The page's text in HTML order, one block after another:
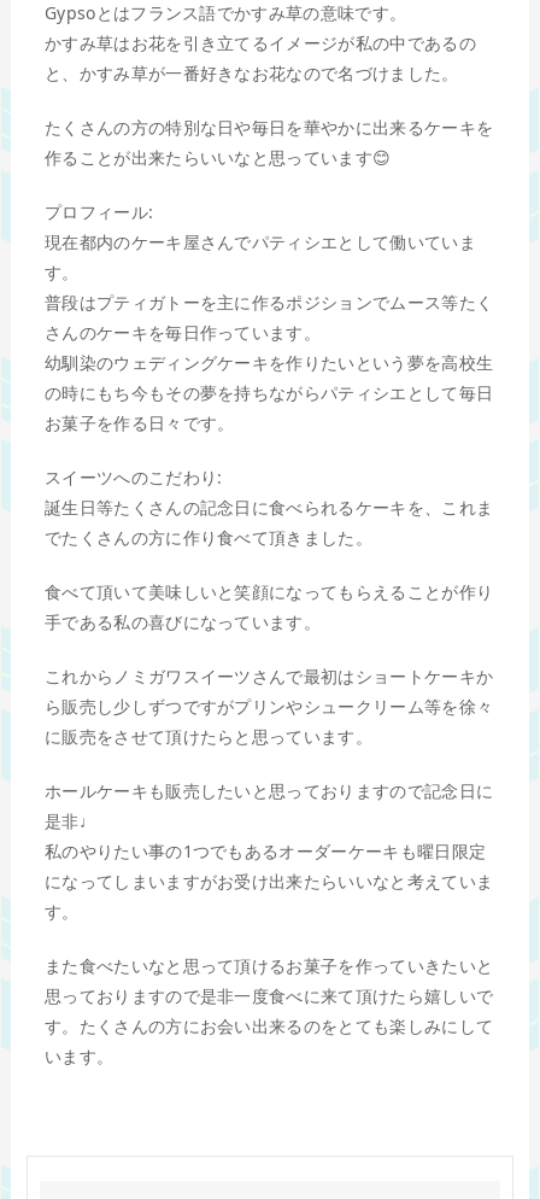
Gypsoとはフランス語でかすみ草の意味です。
かすみ草はお花を引き立てるイメージが私の中であるの
と、かすみ草が一番好きなお花なので名づけました。
たくさんの方の特別な日や毎日を華やかに出来るケーキを
作ることが出来たらいいなと思っています😊
プロフィール:
現在都内のケーキ屋さんでパティシエとして働いていま
す。
普段はプティガトーを主に作るポジションでムース等たく
さんのケーキを毎日作っています。
幼馴染のウェディングケーキを作りたいという夢を高校生
の時にもち今もその夢を持ちながらパティシエとして毎日
お菓子を作る日々です。
スイーツへのこだわり:
誕生日等たくさんの記念日に食べられるケーキを、これま
でたくさんの方に作り食べて頂きました。
食べて頂いて美味しいと笑顔になってもらえることが作り
手である私の喜びになっています。
これからノミガワスイーツさんで最初はショートケーキか
ら販売し少しずつですがプリンやシュークリーム等を徐々
に販売をさせて頂けたらと思っています。
ホールケーキも販売したいと思っておりますので記念日に
是非♩
私のやりたい事の1つでもあるオーダーケーキも曜日限定
になってしまいますがお受け出来たらいいなと考えていま
す。
また食べたいなと思って頂けるお菓子を作っていきたいと
思っておりますので是非一度食べに来て頂けたら嬉しいで
す。たくさんの方にお会い出来るのをとても楽しみにして
います。